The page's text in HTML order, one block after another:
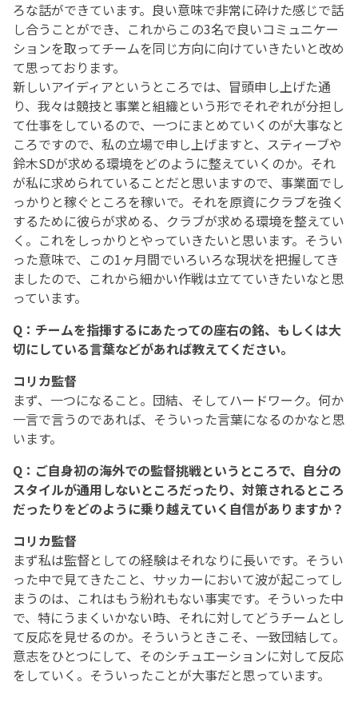
ろな話ができています。良い意味で非常に砕けた感じで話
し合うことができ、これからこの3名で良いコミュニケー
ションを取ってチームを同じ方向に向けていきたいと改め
て思っております。
新しいアイディアというところでは、冒頭申し上げた通
り、我々は競技と事業と組織という形でそれぞれが分担し
て仕事をしているので、一つにまとめていくのが大事なと
ころですので、私の立場で申し上げますと、スティーブや
鈴木SDが求める環境をどのように整えていくのか。それ
が私に求められていることだと思いますので、事業面でし
っかりと稼ぐところを稼いで。それを原資にクラブを強く
するために彼らが求める、クラブが求める環境を整えてい
く。これをしっかりとやっていきたいと思います。そうい
った意味で、この1ヶ月間でいろいろな現状を把握してき
ましたので、これから細かい作戦は立てていきたいなと思
っています。
Q：チームを指揮するにあたっての座右の銘、もしくは大
切にしている言葉などがあれば教えてください。
コリカ監督
まず、一つになること。団結、そしてハードワーク。何か
一言で言うのであれば、そういった言葉になるのかなと思
います。
Q：ご自身初の海外での監督挑戦というところで、自分の
スタイルが通用しないところだったり、対策されるところ
だったりをどのように乗り越えていく自信がありますか？
コリカ監督
まず私は監督としての経験はそれなりに長いです。そうい
った中で見てきたこと、サッカーにおいて波が起こってし
まうのは、これはもう紛れもない事実です。そういった中
で、特にうまくいかない時、それに対してどうチームとし
て反応を見せるのか。そういうときこそ、一致団結して。
意志をひとつにして、そのシチュエーションに対して反応
をしていく。そういったことが大事だと思っています。